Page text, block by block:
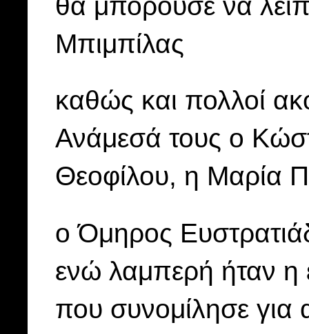
Μπιμπίλας
καθώς και πολλοί
Ανάμεσά τους ο
Θεοφίλου, η Μαρία
ο Όμηρος
ενώ λαμπερή ήταν η
που συνομίλησε